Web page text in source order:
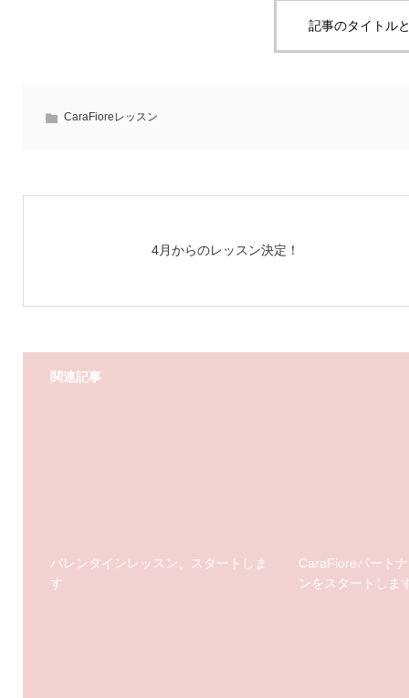
記事のタイトル
CaraFioreレッスン
4月からのレッスン決定！
関連記事
バレンタインレッスン、スタートしま
す
CaraFioreパート
ンをスタートしま